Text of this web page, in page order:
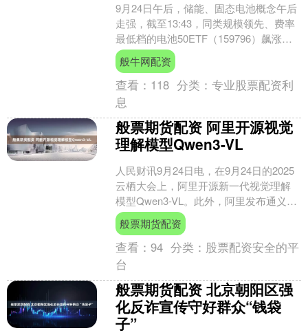
9月24日午后，储能、固态电池概念午后
走强，截至13:43，同类规模领先、费率
最低档的电池50ETF（159796）飙涨
3.38%，成交额近5亿元，盘中资金加
速....
般牛网配资
查看： 118 分类：专业股票配资利
息
般票期货配资 阿里开源视觉
理解模型Qwen3-VL
人民财讯9月24日电，在9月24日的2025
云栖大会上，阿里开源新一代视觉理解
模型Qwen3-VL。此外，阿里发布通义全
模态预训练大模型Qwen3-Omni系列....
般票期货配资
查看：94 分类： 股票配资安全的平
台
般票期货配资 北京朝阳区强
化反诈宣传守好群众“钱袋
子”